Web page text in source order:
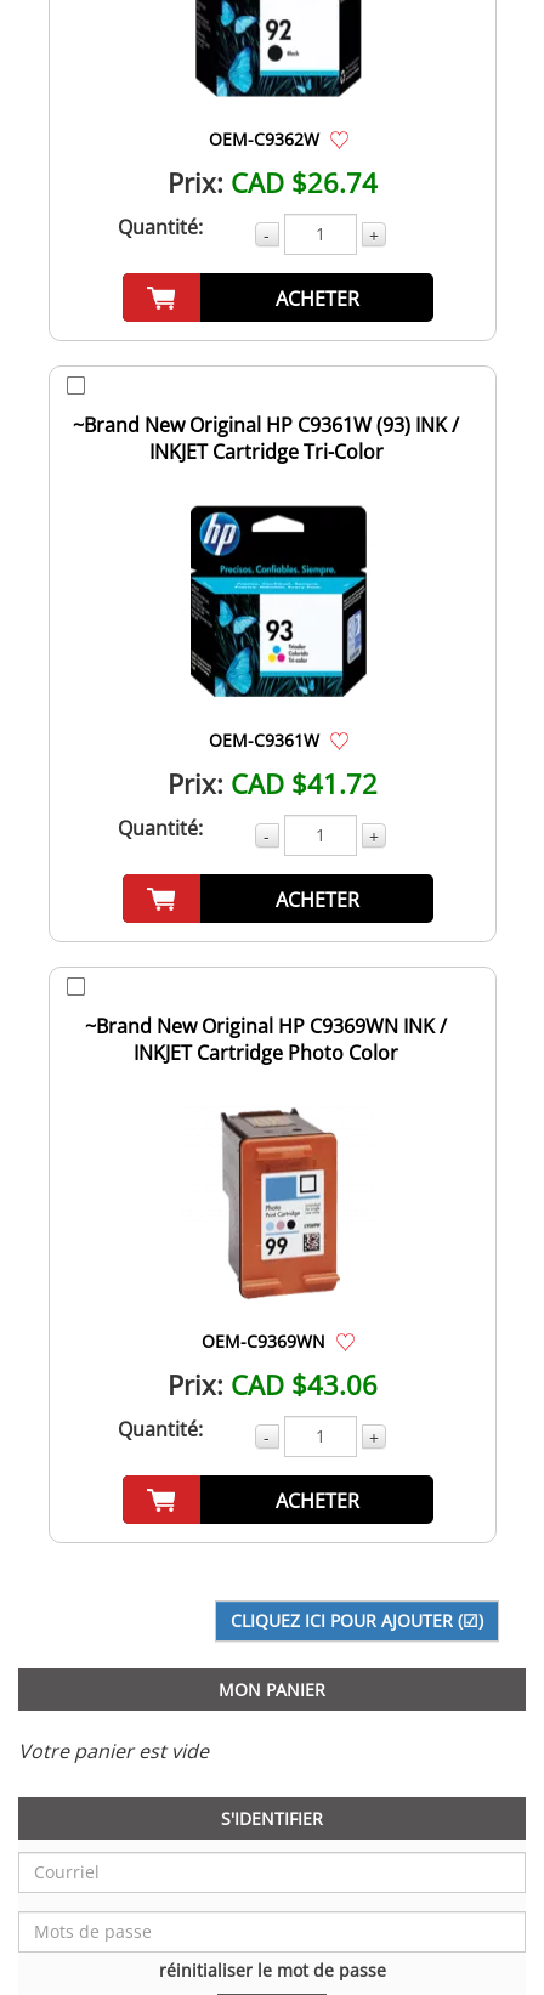
OEM-C9362W
Prix: CAD $26.74
Quantité: - +
ACHETER
~Brand New Original HP C9361W (93) INK /
INKJET Cartridge Tri-Color
OEM-C9361W
Prix: CAD $41.72
Quantité: - +
ACHETER
~Brand New Original HP C9369WN INK /
INKJET Cartridge Photo Color
OEM-C9369WN
Prix: CAD $43.06
Quantité: - +
ACHETER
MON PANIER
Votre panier est vide
S'IDENTIFIER
réinitialiser le mot de passe